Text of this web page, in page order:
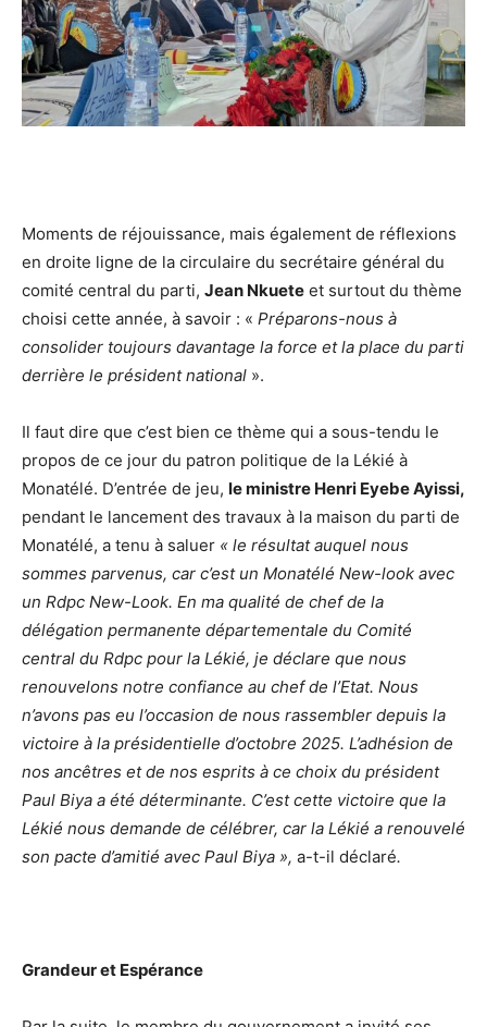
Moments de réjouissance, mais également de réflexions
en droite ligne de la circulaire du secrétaire général du
comité central du parti, Jean Nkuete et surtout du thème
choisi cette année, à savoir : « Préparons-nous à
consolider toujours davantage la force et la place du parti
derrière le président national ».
Il faut dire que c’est bien ce thème qui a sous-tendu le
propos de ce jour du patron politique de la Lékié à
Monatélé. D’entrée de jeu, le ministre Henri Eyebe Ayissi,
pendant le lancement des travaux à la maison du parti de
Monatélé, a tenu à saluer « le résultat auquel nous
sommes parvenus, car c’est un Monatélé New-look avec
un Rdpc New-Look. En ma qualité de chef de la
délégation permanente départementale du Comité
central du Rdpc pour la Lékié, je déclare que nous
renouvelons notre confiance au chef de l’Etat. Nous
n’avons pas eu l’occasion de nous rassembler depuis la
victoire à la présidentielle d’octobre 2025. L’adhésion de
nos ancêtres et de nos esprits à ce choix du président
Paul Biya a été déterminante. C’est cette victoire que la
Lékié nous demande de célébrer, car la Lékié a renouvelé
son pacte d’amitié avec Paul Biya », a-t-il déclaré.
Grandeur et Espérance